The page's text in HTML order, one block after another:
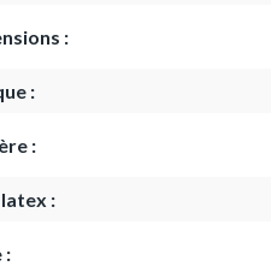
:
:
:
latex :
: